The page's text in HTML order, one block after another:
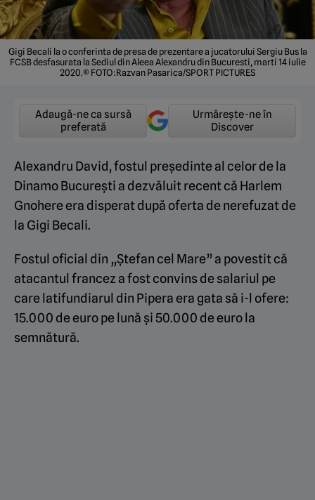
Gigi Becali la o conferinta de presa de prezentare a jucatorului Sergiu Bus la
FCSB desfasurata la Sediul din Aleea Alexandru din Bucuresti, marti 14 iulie
2020.© FOTO:Razvan Pasarica/SPORT PICTURES
Adaugă-ne ca sursă
preferată
Urmărește-ne în
Discover
Alexandru David, fostul președinte al celor de la
Dinamo București a dezvăluit recent că Harlem
Gnohere era disperat după oferta de nerefuzat de
la Gigi Becali.
Fostul oficial din „Ștefan cel Mare” a povestit că
atacantul francez a fost convins de salariul pe
care latifundiarul din Pipera era gata să i-l ofere:
15.000 de euro pe lună și 50.000 de euro la
semnătură.